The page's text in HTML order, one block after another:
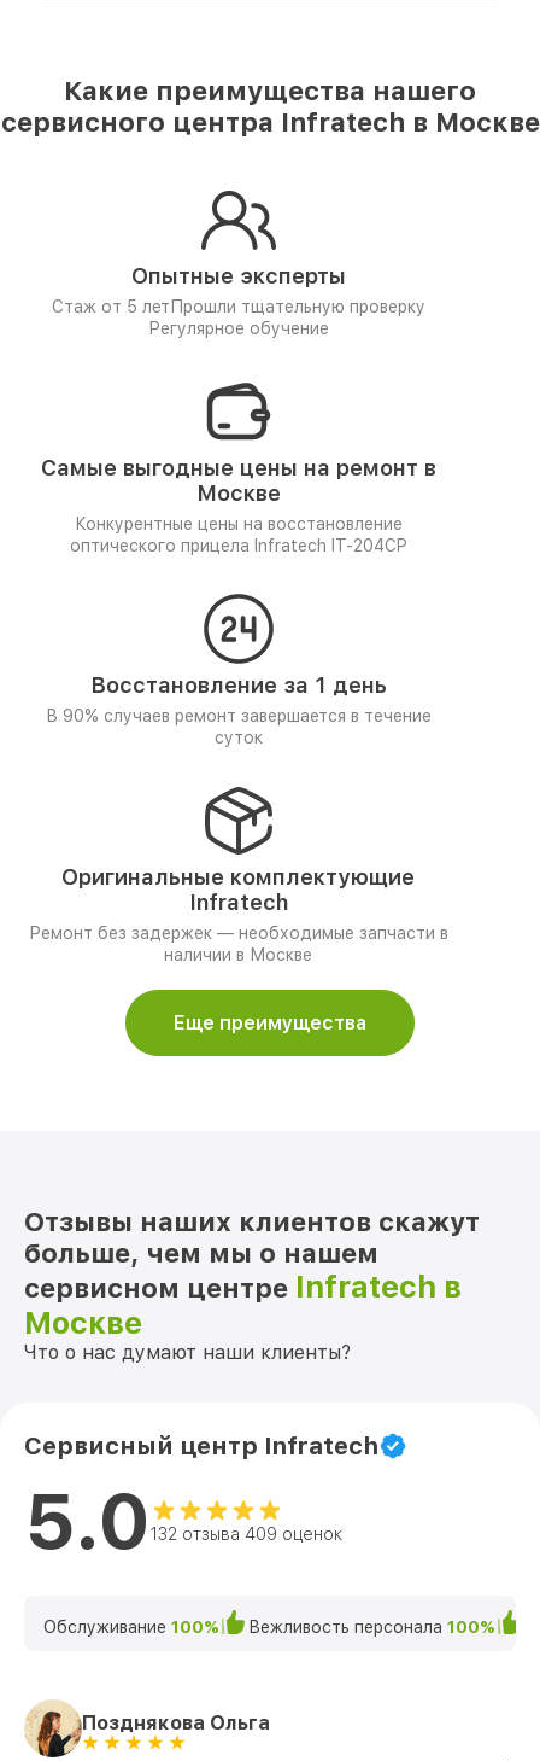
Какие преимущества нашего
сервисного центра Infratech в Москве
Опытные эксперты
Стаж от 5 лет Прошли тщательную проверку
Регулярное обучение
Самые выгодные цены на ремонт в
Москве
Конкурентные цены на восстановление
оптического прицела Infratech IT-204CP
Восстановление за 1 день
В 90% случаев ремонт завершается в течение
суток
Оригинальные комплектующие
Infratech
Ремонт без задержек — необходимые запчасти в
наличии в Москве
Еще преимущества
Отзывы наших клиентов скажут
больше, чем мы о нашем
сервисном центре Infratech в
Москве
Что о нас думают наши клиенты?
Сервисный центр Infratech
5.0 132 отзыва 409 оценок
Обслуживание 100% Вежливость персонала 100%
Позднякова Ольга